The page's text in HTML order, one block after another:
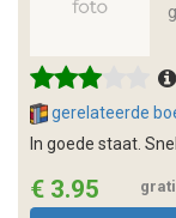
gerelateerde
In goede staat.
€ 3.95